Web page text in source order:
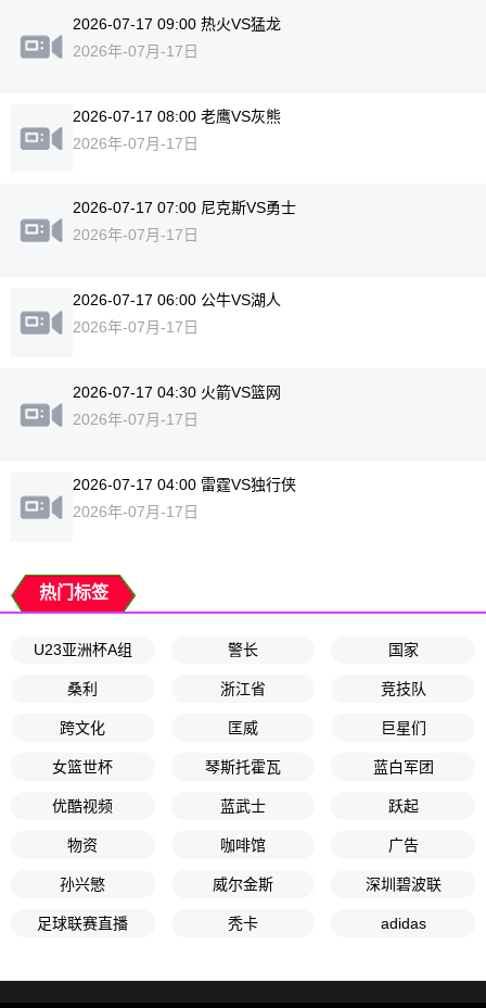
2026-07-17 09:00 热火VS猛龙
2026年-07月-17日
2026-07-17 08:00 老鹰VS灰熊
2026年-07月-17日
2026-07-17 07:00 尼克斯VS勇士
2026年-07月-17日
2026-07-17 06:00 公牛VS湖人
2026年-07月-17日
2026-07-17 04:30 火箭VS篮网
2026年-07月-17日
2026-07-17 04:00 雷霆VS独行侠
2026年-07月-17日
热门标签
U23亚洲杯A组 警长 国家
桑利 浙江省 竞技队
跨文化 匡威 巨星们
女篮世杯 琴斯托霍瓦 蓝白军团
优酷视频 蓝武士 跃起
物资 咖啡馆 广告
孙兴慜 威尔金斯 深圳碧波联
足球联赛直播 秃卡 adidas